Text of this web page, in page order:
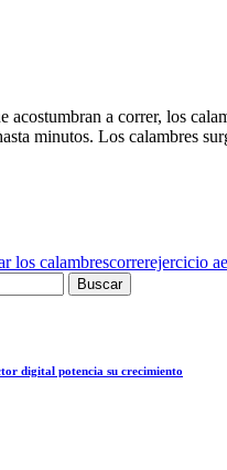
acostumbran a correr, los
minutos. Los calambres
los calambrescorrerejercicio
digital potencia su crecimiento